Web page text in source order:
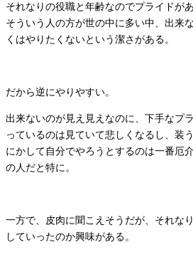
それなりの役職と年齢なのでプライドが
そういう人の方が世の中に多い中、出来
くはやりたくないという潔さがある。
だから逆にやりやすい。
出来ないのが見え見えなのに、下手なプ
っているのは見ていて悲しくなるし、装
にかして自分でやろうとするのは一番厄
の人だと特に。
一方で、皮肉に聞こえそうだが、それな
していったのか興味がある。